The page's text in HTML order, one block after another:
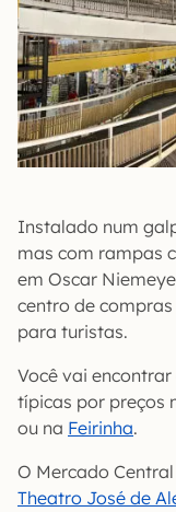
Instalado num
mas com rampas
em Oscar
centro de
para turistas.
Você vai
típicas por preços
ou na Feirinha.
O Mercado
Theatro José de